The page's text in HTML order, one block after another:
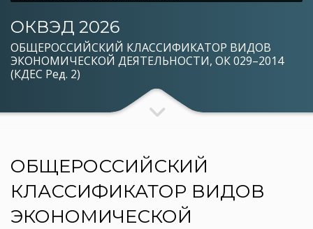
ОКВЭД 2026
ОБЩЕРОССИЙСКИЙ КЛАССИФИКАТОР ВИДОВ
ЭКОНОМИЧЕСКОЙ ДЕЯТЕЛЬНОСТИ, ОК 029–2014
(КДЕС Ред. 2)
ОБЩЕРОССИЙСКИЙ
КЛАССИФИКАТОР ВИДОВ
ЭКОНОМИЧЕСКОЙ